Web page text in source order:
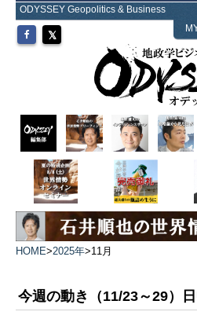
ODYSSEY Geopolitics & Business
HOME>2025年>11月
今週の動き（11/23～29）